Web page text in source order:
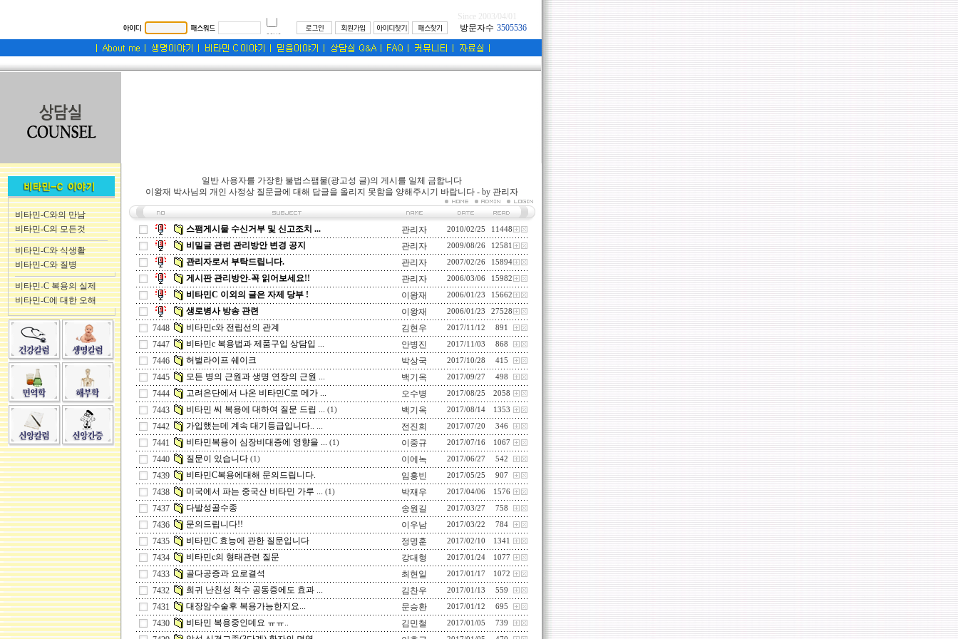
Since 2003/04/01
비타민-C와의 만남
비타민-C의 모든것
비타민-C와 식생활
비타민-C와 질병
비타민-C 복용의 실제
비타민-C에 대한 오해
일반 사용자를 가장한 불법스팸물(광고성 글)의 게시를 일체 금합니다
이왕재 박사님의 개인 사정상 질문글에 대해 답글을 올리지 못함을 양해주시기 바랍니다 - by 관리자
스팸게시물 수신거부 및 신고조치 ... 관리자 2010/02/25 11448
비밀글 관련 관리방안 변경 공지 관리자 2009/08/26 12581
관리자로서 부탁드립니다. 관리자 2007/02/26 15894
게시판 관리방안-꼭 읽어보세요!! 관리자 2006/03/06 15982
비타민C 이외의 글은 자제 당부 ! 이왕재 2006/01/23 15662
생로병사 방송 관련 이왕재 2006/01/23 27528
7448 비타민c와 전립선의 관계 김현우 2017/11/12 891
7447 비타민c 복용법과 제품구입 상담입 ... 안병진 2017/11/03 868
7446 허벌라이프 쉐이크 박상국 2017/10/28 415
7445 모든 병의 근원과 생명 연장의 근원 ... 백기옥 2017/09/27 498
7444 고려은단에서 나온 비타민C로 메가 ... 오수병 2017/08/25 2058
7443 비타민 씨 복용에 대하여 질문 드립 ... (1) 백기옥 2017/08/14 1353
7442 가입했는데 계속 대기등급입니다.. ... 전진희 2017/07/20 346
7441 비타민복용이 심장비대증에 영향을 ... (1) 이중규 2017/07/16 1067
7440 질문이 있습니다 (1) 이에녹 2017/06/27 542
7439 비타민C복용에대해 문의드립니다. 임홍빈 2017/05/25 907
7438 미국에서 파는 중국산 비타민 가루 ... (1) 박재우 2017/04/06 1576
7437 다발성골수종 송원길 2017/03/27 758
7436 문의드립니다!! 이우남 2017/03/22 784
7435 비타민C 효능에 관한 질문입니다 정명훈 2017/02/10 1341
7434 비타민c의 형태관련 질문 강대형 2017/01/24 1077
7433 골다공증과 요로결석 최현일 2017/01/17 1072
7432 희귀 난친성 척수 공동증에도 효과 ... 김찬우 2017/01/13 559
7431 대장암수술후 복용가능한지요... 문승환 2017/01/12 695
7430 비타민 복용중인데요 ㅠㅠ.. 김민철 2017/01/05 739